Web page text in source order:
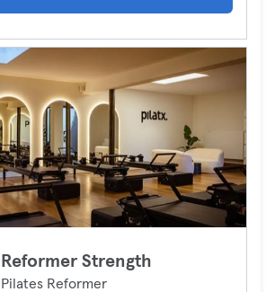
Reformer Strength
Pilates Reformer